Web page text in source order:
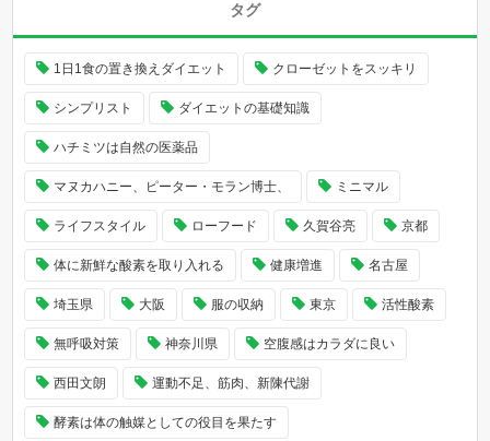
タグ
1日1食の置き換えダイエット クローゼットをスッキリ
シンプリスト ダイエットの基礎知識
ハチミツは自然の医薬品
マヌカハニー、ピーター・モラン博士、 ミニマル
ライフスタイル ローフード 久賀谷亮 京都
体に新鮮な酸素を取り入れる 健康増進 名古屋
埼玉県 大阪 服の収納 東京 活性酸素
無呼吸対策 神奈川県 空腹感はカラダに良い
西田文朗 運動不足、筋肉、新陳代謝
酵素は体の触媒としての役目を果たす